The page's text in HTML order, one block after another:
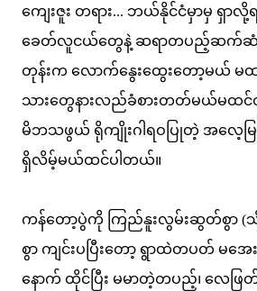
ကျေးဇူး တရား... ဘယ်နိုင်ငံမှာမှ ရှာ
ခေတ်လူငယ်တွေနဲ့ ဆရာတပည့်ဆက်ဆံ
တုန်းက လောက်နွေးထွေးတော့မယ် မထင်
သားတွေနားလည်ခံစားတတ်မယ်မထ
မိဘသဖွယ် ရိုကျိုးဂါရဝပြုတဲ့ အလေ့မြ
ရှိလိမ့်မယ်ထင်ပါတယ်။
ကန်တော့ပွဲကို ကြည်နူးလွမ်းဆွတ်စွာ (သို့
စွာ ကျင်းပပြီးတော့ ရွာထဲတပတ် မအ
နောက် ထိုင်ပြီး မမာတဲ့တပည့်၊ လေဖြ